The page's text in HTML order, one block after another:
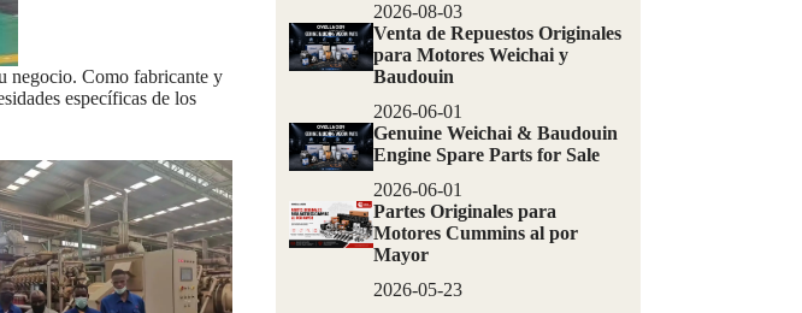
negocio. Como fabricante y
específicas de los
2026-08-03
Venta de Repuestos Originales
para Motores Weichai y
Baudouin
2026-06-01
Genuine Weichai & Baudouin
Engine Spare Parts for Sale
2026-06-01
Partes Originales para
Motores Cummins al por
Mayor
2026-05-23